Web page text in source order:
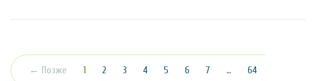
← Позже 1 (текущая)
2 3 4 5 6 7 … 64